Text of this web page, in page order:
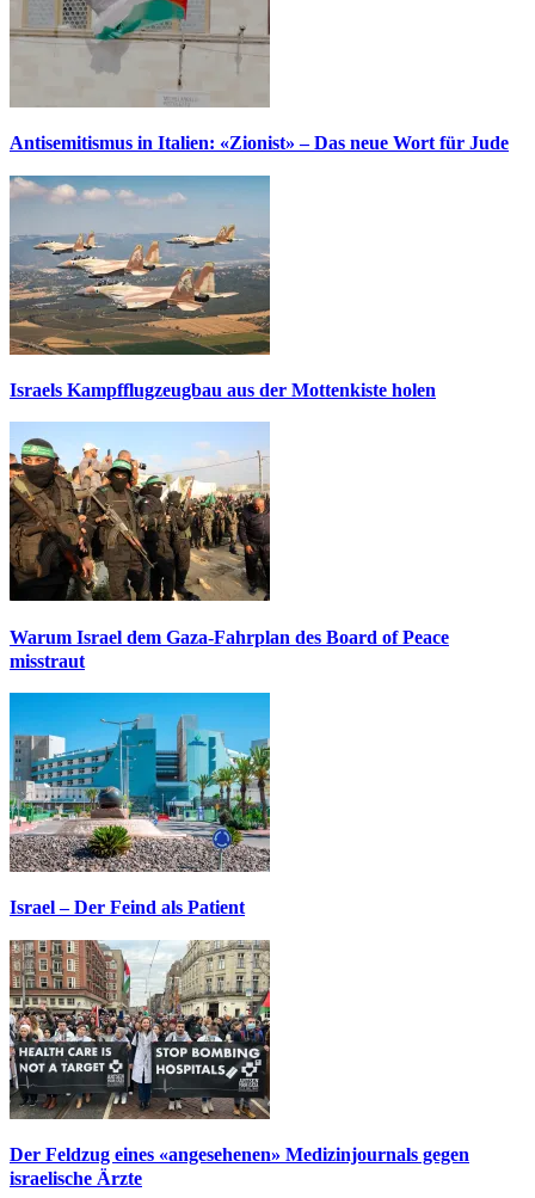
Antisemitismus in Italien: «Zionist» – Das neue Wort für Jude
Israels Kampfflugzeugbau aus der Mottenkiste holen
Warum Israel dem Gaza-Fahrplan des Board of Peace
misstraut
Israel – Der Feind als Patient
Der Feldzug eines «angesehenen» Medizinjournals gegen
israelische Ärzte